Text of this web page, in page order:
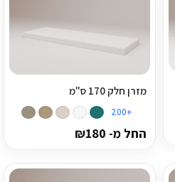
מזרן חלק 170 ס"מ
+200
החל מ- ₪180